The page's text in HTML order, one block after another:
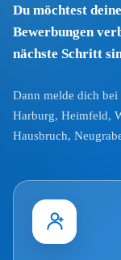
Du möchtest
Bewerbungen
nächste Schritt
Dann melde dich
Harburg, Heimfeld,
Hausbruch,